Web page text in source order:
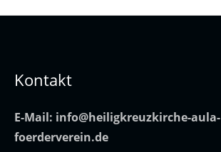
Kontakt
E-Mail: info@heiligkreuzkirche-aula-
foerderverein.de